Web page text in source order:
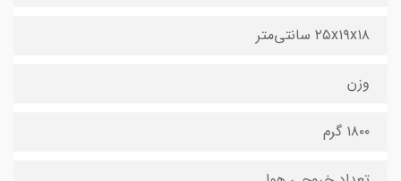
۲۵x۱۹x۱۸ سانتی‌متر
وزن
۱۸۰۰ گرم